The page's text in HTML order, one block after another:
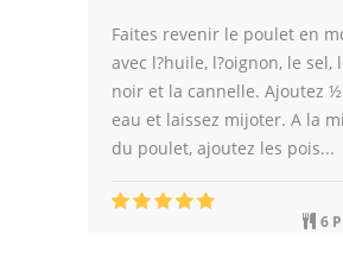
Faites revenir le poulet en
avec l?huile, l?oignon, le sel,
noir et la cannelle. Ajoutez
eau et laissez mijoter. A la
du poulet, ajoutez les pois...
6